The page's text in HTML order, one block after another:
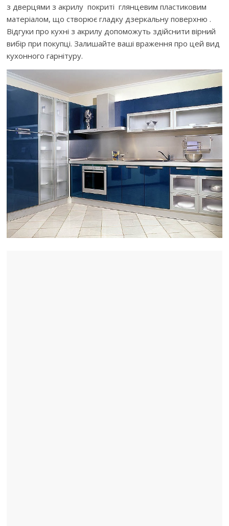
з дверцями з акрилу покриті глянцевим пластиковим
матеріалом, що створює гладку дзеркальну поверхню .
Відгуки про кухні з акрилу допоможуть здійснити вірний
вибір при покупці. Залишайте ваші враження про цей вид
кухонного гарнітуру.